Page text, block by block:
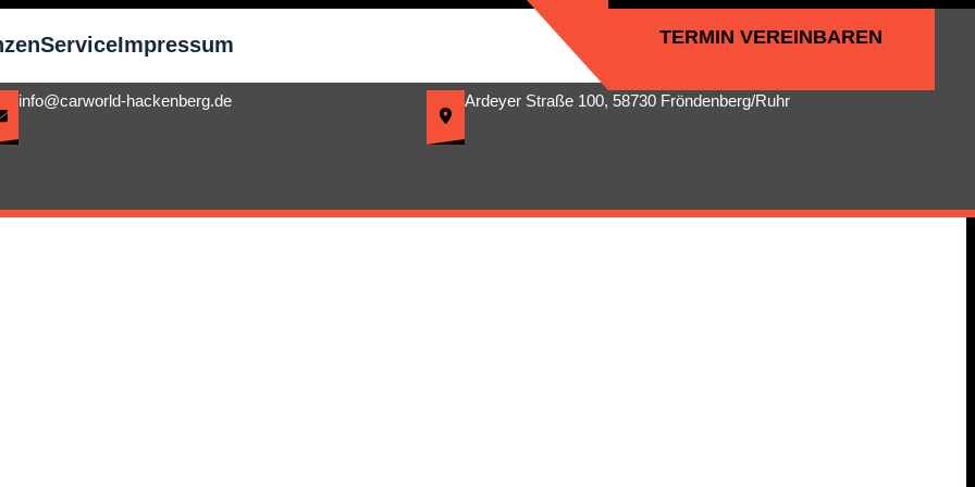
ServiceImpressum TERMIN VEREINBAREN
info@carworld-hackenberg.de Ardeyer Straße 100, 58730 Fröndenberg/Ruhr